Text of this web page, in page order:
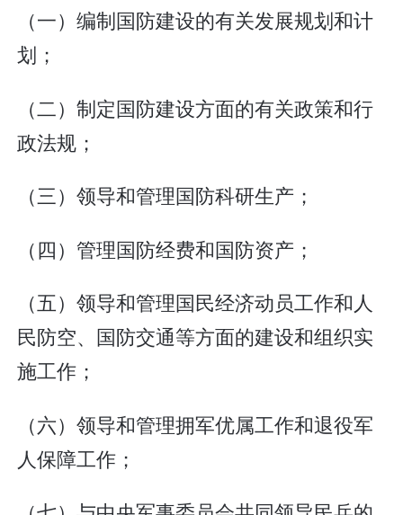
（一）编制国防建设的有关发展规划和计
划；
（二）制定国防建设方面的有关政策和行
政法规；
（三）领导和管理国防科研生产；
（四）管理国防经费和国防资产；
（五）领导和管理国民经济动员工作和人
民防空、国防交通等方面的建设和组织实
施工作；
（六）领导和管理拥军优属工作和退役军
人保障工作；